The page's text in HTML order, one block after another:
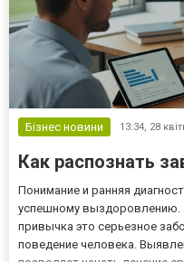
Бізнес новини 13:34, 28
Как распознать
Понимание и ранняя
успешному выздоровлению.
привычка это серьезное
поведение человека.